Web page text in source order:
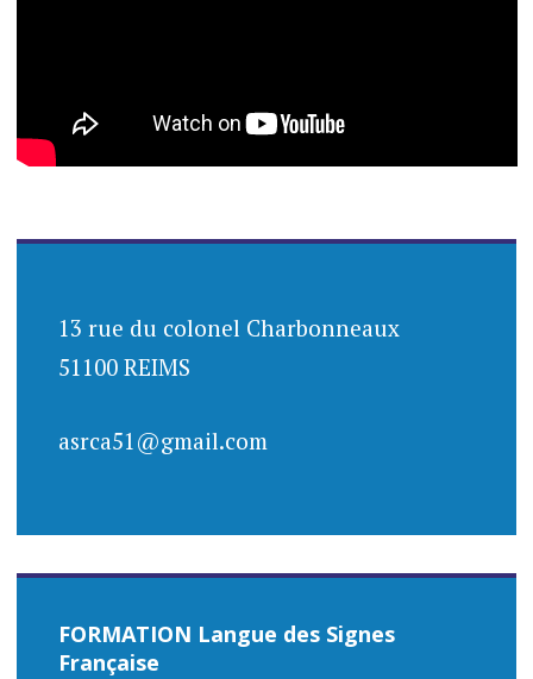
13 rue du colonel Charbonneaux
51100 REIMS
asrca51@gmail.com
FORMATION Langue des Signes
Française